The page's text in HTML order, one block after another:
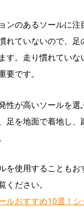
ンのあるソールに注
れていないので、
す。走り慣れてい
要です。
性が高いソールを選
足を地面で着地し、
を使用することもお
ください。
ルおすすめ10選！